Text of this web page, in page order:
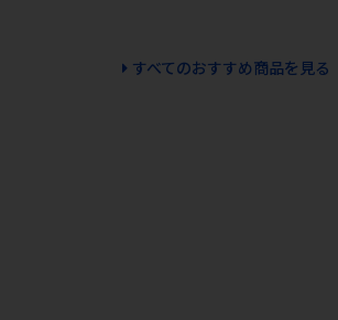
すべてのおすすめ商品を見る